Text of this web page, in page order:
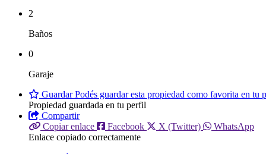
2
Baños
0
Garaje
GuardarPodés guardar esta propiedad como favorita en tu
Propiedad guardada en tu perfil
Compartir
Copiar enlace
Facebook X (Twitter)
WhatsApp
Enlace copiado correctamente